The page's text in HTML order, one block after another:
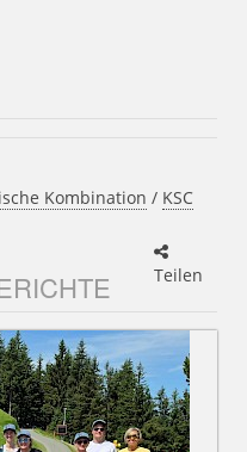
Kombination / KSC
Teilen